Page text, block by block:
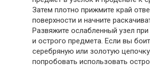
Затем плотно прижмите край
поверхности и начните
Развяжите ослабленный узел
и острого предмета. Если вы
серебряную или золотую
попробовать использовать